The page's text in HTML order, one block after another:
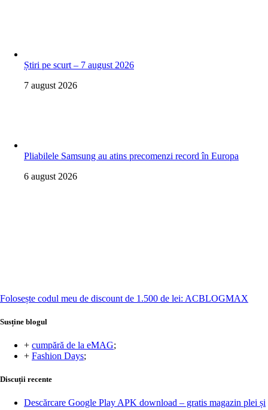
Știri pe scurt – 7 august 2026
7 august 2026
Pliabilele Samsung au atins precomenzi record în Europa
6 august 2026
Folosește codul meu de discount de 1.500 de lei: ACBLOGMAX
Susține blogul
+ cumpără de la eMAG;
+ Fashion Days;
Discuții recente
Descărcare Google Play APK download – gratis magazin plei și